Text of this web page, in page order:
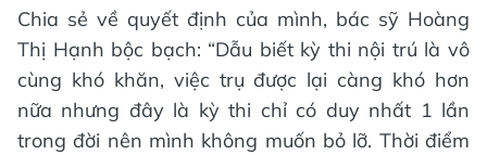
Chia sẻ về quyết định của mình, bác sỹ Hoàng
Thị Hạnh bộc bạch: “Dẫu biết kỳ thi nội trú là vô
cùng khó khăn, việc trụ được lại càng khó hơn
nữa nhưng đây là kỳ thi chỉ có duy nhất 1 lần
trong đời nên mình không muốn bỏ lỡ. Thời điểm